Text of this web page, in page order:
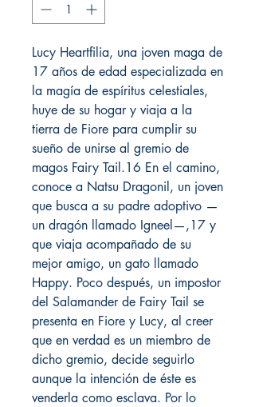
Lucy Heartfilia, una joven maga de
17 años de edad especializada en
la magía de espíritus celestiales,
huye de su hogar y viaja a la
tierra de Fiore para cumplir su
sueño de unirse al gremio de
magos Fairy Tail.16 En el camino,
conoce a Natsu Dragonil, un joven
que busca a su padre adoptivo —
un dragón llamado Igneel—,17 y
que viaja acompañado de su
mejor amigo, un gato llamado
Happy. Poco después, un impostor
del Salamander de Fairy Tail se
presenta en Fiore y Lucy, al creer
que en verdad es un miembro de
dicho gremio, decide seguirlo
aunque la intención de éste es
venderla como esclava. Por lo